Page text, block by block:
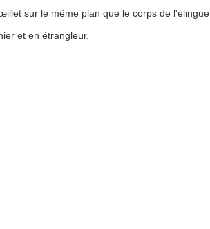
sur le même plan que le corps de l'élingue.
et en étrangleur.